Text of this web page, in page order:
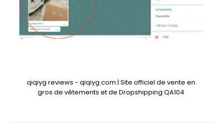
qiqiyg reviews - qiqiyg.com | Site officiel de vente en
gros de vêtements et de Dropshipping QA104